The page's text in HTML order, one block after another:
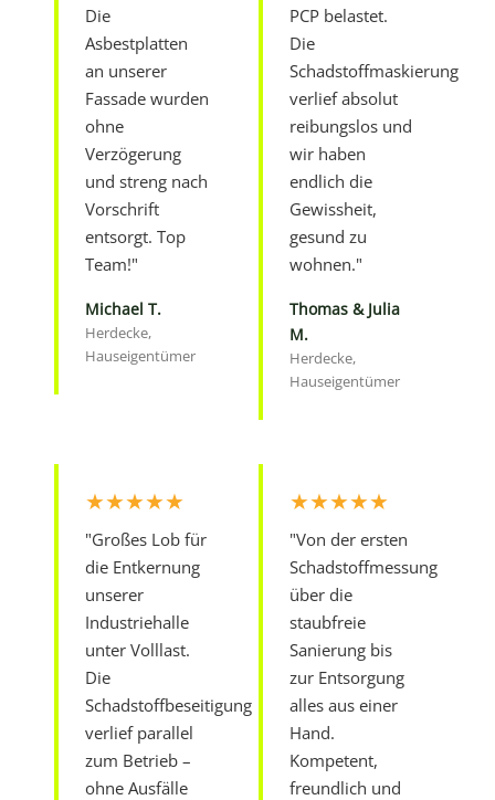
Die
Asbestplatten
an unserer
Fassade wurden
ohne
Verzögerung
und streng nach
Vorschrift
entsorgt. Top
Team!"
Michael T.
Herdecke,
Hauseigentümer
PCP belastet.
Die
Schadstoffmaskierung
verlief absolut
reibungslos und
wir haben
endlich die
Gewissheit,
gesund zu
wohnen."
Thomas & Julia
M.
Herdecke,
Hauseigentümer
★★★★★
"Großes Lob für
die Entkernung
unserer
Industriehalle
unter Volllast.
Die
Schadstoffbeseitigung
verlief parallel
zum Betrieb –
ohne Ausfälle
★★★★★
"Von der ersten
Schadstoffmessung
über die
staubfreie
Sanierung bis
zur Entsorgung
alles aus einer
Hand.
Kompetent,
freundlich und